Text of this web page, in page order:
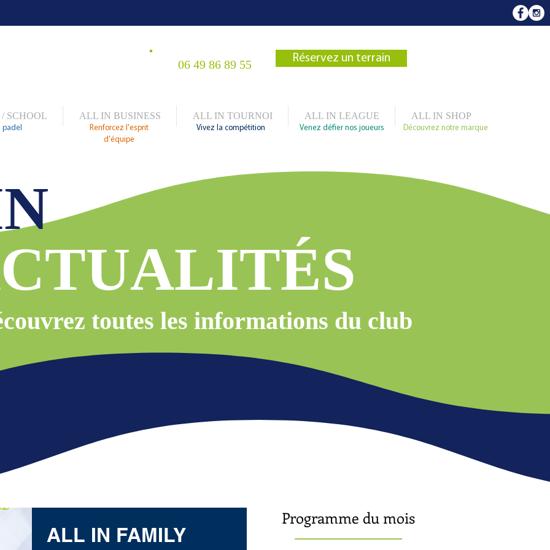
06 49 86 89 55 Réservez un terrain
SCHOOL ALL IN BUSINESS ALL IN TOURNOI ALL IN LEAGUE ALL IN SHOP
padel
Renforcez l'esprit
d'équipe
Vivez la compétition Venez défier nos joueurs Découvrez notre marque
toutes les informations du club
ALL IN FAMILY
Programme du mois